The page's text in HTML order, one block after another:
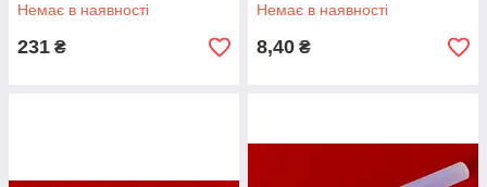
Немає в наявності
231 ₴
Немає в наявності
8,40 ₴